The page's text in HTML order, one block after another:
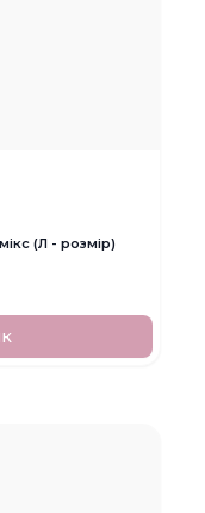
(Л - розмір)